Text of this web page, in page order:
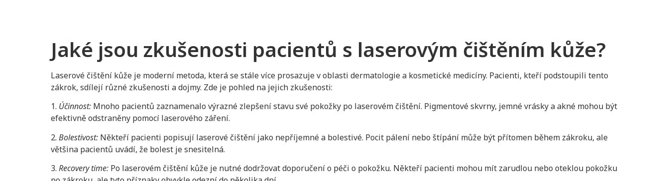
Jaké jsou zkušenosti pacientů s laserovým čištěním kůže?
Laserové čištění kůže je moderní metoda, která se stále více prosazuje v oblasti dermatologie a kosmetické medicíny. Pacienti, kteří podstoupili tento
zákrok, sdílejí různé zkušenosti a dojmy. Zde je pohled na jejich zkušenosti:
1. Účinnost: Mnoho pacientů zaznamenalo výrazné zlepšení stavu své pokožky po laserovém čištění. Pigmentové skvrny, jemné vrásky a akné mohou být
efektivně odstraněny pomocí laserového záření.
2. Bolestivost: Někteří pacienti popisují laserové čištění jako nepříjemné a bolestivé. Pocit pálení nebo štípání může být přítomen během zákroku, ale
většina pacientů uvádí, že bolest je snesitelná.
3. Recovery time: Po laserovém čištění kůže je nutné dodržovat doporučení o péči o pokožku. Někteří pacienti mohou mít zarudlou nebo oteklou pokožku